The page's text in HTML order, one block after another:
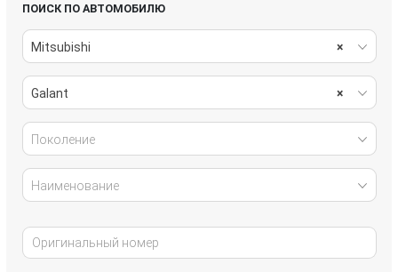
ПОИСК ПО АВТОМОБИЛЮ
×
Mitsubishi
×
Galant
Поколение
Наименование